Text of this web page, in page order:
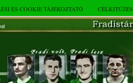
ÉS COOKIE TÁJÉKOZTATÓ